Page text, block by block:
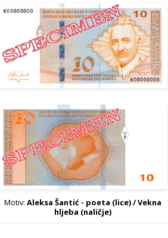
Motiv: Aleksa Šantić - poeta (lice) / Vekna
hljeba (naličje)